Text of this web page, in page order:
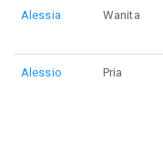
Alessia Wanita
Alessio Pria